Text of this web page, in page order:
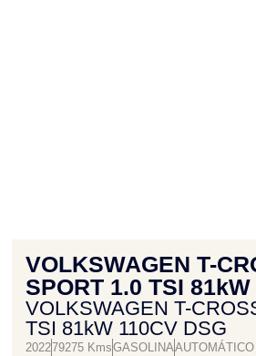
VOLKSWAGEN T-
SPORT 1.0 TSI
VOLKSWAGEN T-
TSI 81kW 110CV DSG
202279275 KmsGASOLINAAUTOMÁTICO